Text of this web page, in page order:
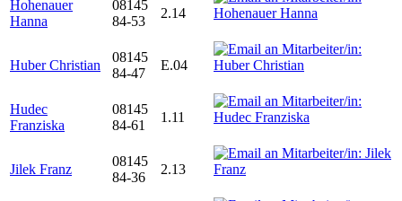
Hohenauer
Hanna
08145
84-53
2.14
Huber Christian
08145
84-47
E.04
Hudec
Franziska
08145
84-61
1.11
Jilek Franz
08145
84-36
2.13